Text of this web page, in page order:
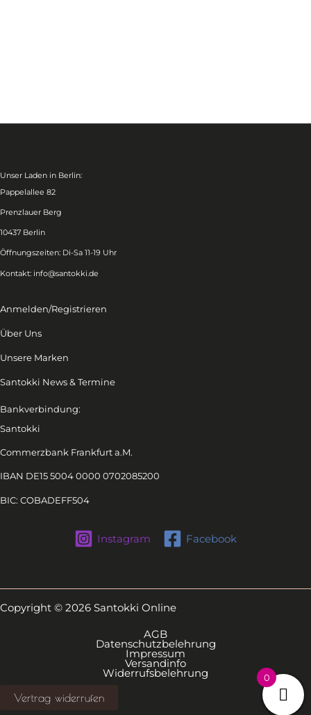
Unser Laden in Berlin:
Pappelallee 82
Prenzlauer Berg
10437 Berlin
Öffnungszeiten: Di-Sa 11-19 Uhr
Kontakt: info@santokki.de
Anmelden/Registrieren
Über Uns
Unsere Marken
Santokki News & Termine
Bankverbindung:
Santokki
Commerzbank Frankfurt a.M.
IBAN DE15 5004 0000 0702085200
BIC: COBADEFF504
Instagram Facebook
Copyright © 2026 Santokki Online
AGB
Datenschutzbelehrung
Impressum
Versandinfo
Widerrufsbelehrung
Vertrag widerrufen
0